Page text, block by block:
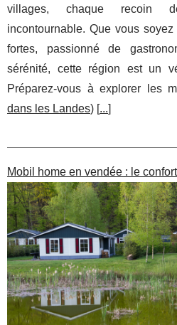
villages, chaque recoin
incontournable. Que vous
fortes, passionné de
sérénité, cette région est un
Préparez-vous à explorer les
dans les Landes) [...]
Mobil home en vendée : le